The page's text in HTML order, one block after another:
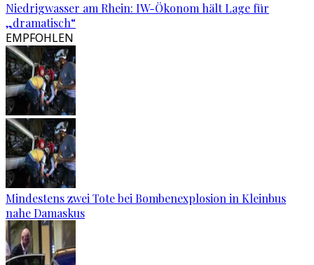
Niedrigwasser am Rhein: IW-Ökonom hält Lage für
„dramatisch“
EMPFOHLEN
Mindestens zwei Tote bei Bombenexplosion in Kleinbus
nahe Damaskus